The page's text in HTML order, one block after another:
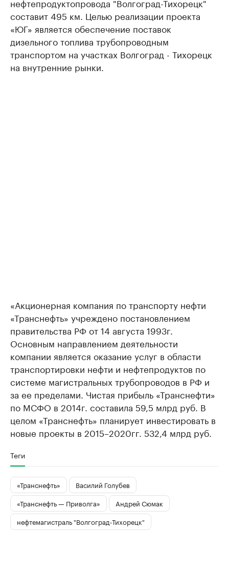
составит 495 км. Целью реализации проекта
«ЮГ» является обеспечение поставок
дизельного топлива трубопроводным
транспортом на участках Волгоград - Тихорецк
на внутренние рынки.
«Акционерная компания по транспорту нефти
«Транснефть» учреждено постановлением
правительства РФ от 14 августа 1993г.
Основным направлением деятельности
компании является оказание услуг в области
транспортировки нефти и нефтепродуктов по
системе магистральных трубопроводов в РФ и
за ее пределами. Чистая прибыль «Транснефти»
по МСФО в 2014г. составила 59,5 млрд руб. В
целом «Транснефть» планирует инвестировать в
новые проекты в 2015–2020гг. 532,4 млрд руб.
Теги
«Транснефть»
Василий Голубев
«Транснефть — Приволга»
Андрей Сюмак
нефтемагистраль "Волгоград-Тихорецк"